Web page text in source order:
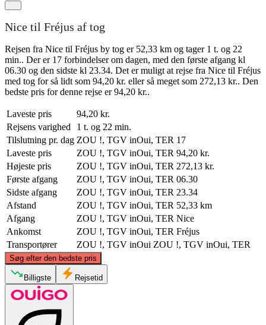
Nice til Fréjus af tog
Rejsen fra Nice til Fréjus by tog er 52,33 km og tager 1 t. og 22
min.. Der er 17 forbindelser om dagen, med den første afgang kl
06.30 og den sidste kl 23.34. Det er muligt at rejse fra Nice til Fréjus
med tog for så lidt som 94,20 kr. eller så meget som 272,13 kr.. Den
bedste pris for denne rejse er 94,20 kr..
Laveste pris
94,20 kr.
Rejsens varighed
1 t. og 22 min.
Tilslutning pr. dag ZOU !, TGV inOui, TER 17
Laveste pris
ZOU !, TGV inOui, TER 94,20 kr.
Højeste pris
ZOU !, TGV inOui, TER 272,13 kr.
Første afgang
ZOU !, TGV inOui, TER 06.30
Sidste afgang
ZOU !, TGV inOui, TER 23.34
Afstand
ZOU !, TGV inOui, TER 52,33 km
Afgang
ZOU !, TGV inOui, TER Nice
Ankomst
ZOU !, TGV inOui, TER Fréjus
Transportører
ZOU !, TGV inOui ZOU !, TGV inOui, TER
Søg efter den bedste pris
©CARTO, ©OpenStreetMapcontributors
Billigste Rejsetid